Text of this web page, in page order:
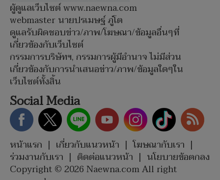
ผู้ดูแลเว็บไซต์ www.naewna.com
webmaster นายปรเมษฐ์ ภู่โต
ดูแลรับผิดชอบข่าว/ภาพ/โฆษณา/ข้อมูลอื่นๆที่
เกี่ยวข้องกับเว็บไซต์
กรรมการบริษัทฯ, กรรมการผู้มีอำนาจ ไม่มีส่วน
เกี่ยวข้องกับการนำเสนอข่าว/ภาพ/ข้อมูลใดๆใน
เว็บไซต์ทั้งสิ้น
Social Media
หน้าแรก | เกี่ยวกับแนวหน้า | โฆษณากับเรา |
ร่วมงานกับเรา | ติดต่อแนวหน้า | นโยบายข้อตกลง
Copyright © 2026 Naewna.com All right